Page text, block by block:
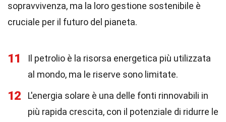
sopravvivenza, ma la loro gestione sostenibile è
cruciale per il futuro del pianeta.
11
Il petrolio è la risorsa energetica più utilizzata
al mondo, ma le riserve sono limitate.
12
L'energia solare è una delle fonti rinnovabili in
più rapida crescita, con il potenziale di ridurre le